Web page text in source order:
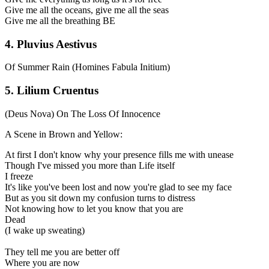
Give me all the oceans, give me all the seas
Give me all the breathing BE
4. Pluvius Aestivus
Of Summer Rain (Homines Fabula Initium)
5. Lilium Cruentus
(Deus Nova) On The Loss Of Innocence
A Scene in Brown and Yellow:
At first I don't know why your presence fills me with unease
Though I've missed you more than Life itself
I freeze
It's like you've been lost and now you're glad to see my face
But as you sit down my confusion turns to distress
Not knowing how to let you know that you are
Dead
(I wake up sweating)
They tell me you are better off
Where you are now